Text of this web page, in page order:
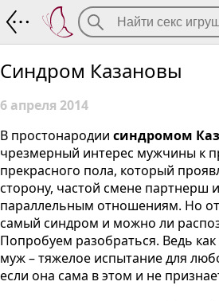
Синдром Казановы
6 апреля 2014
В простонародии синдромом
чрезмерный интерес мужчины к
прекрасного пола, который
сторону, частой смене партнерш
параллельным отношениям. Но
самый синдром и можно ли
Попробуем разобраться. Ведь
муж – тяжелое испытание для
если она сама в этом и не
Синдром Казановы